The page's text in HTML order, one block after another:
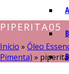
PIPERITA05
Início » Óleo
Pimenta) »